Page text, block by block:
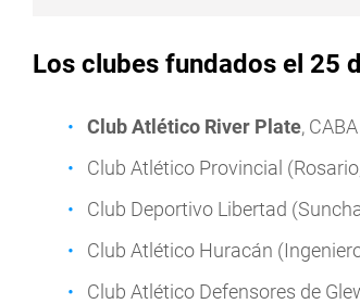
Los clubes fundados el 25
Club Atlético River Plate,
Club Atlético Provincial
Club Deportivo Libertad
Club Atlético Huracán
Club Atlético Defensores de